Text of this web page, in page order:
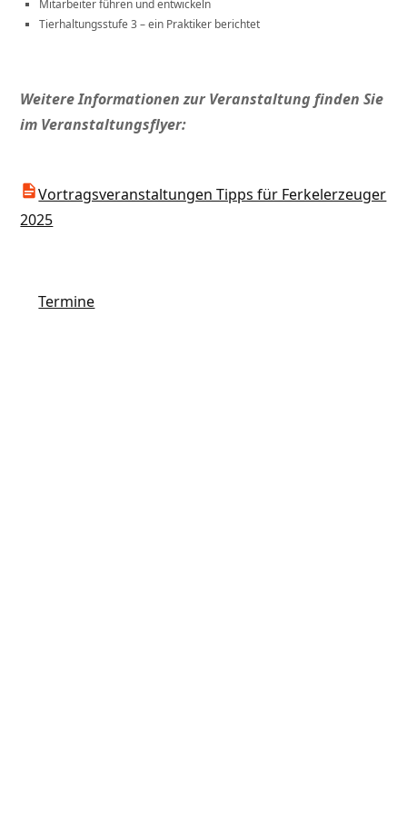
Mitarbeiter führen und entwickeln
Tierhaltungsstufe 3 – ein Praktiker berichtet
Weitere Informationen zur Veranstaltung finden Sie
im Veranstaltungsflyer:
Vortragsveranstaltungen Tipps für Ferkelerzeuger
2025
Termine